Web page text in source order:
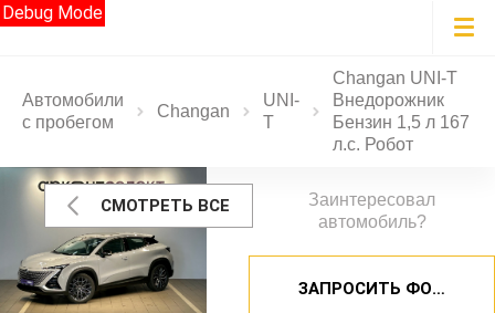
Debug Mode
Автомобили
с пробегом
Changan
UNI-
T
Changan UNI-T
Внедорожник
Бензин 1,5 л 167
л.с. Робот
СМОТРЕТЬ ВСЕ
Заинтересовал
автомобиль?
ЗАПРОСИТЬ